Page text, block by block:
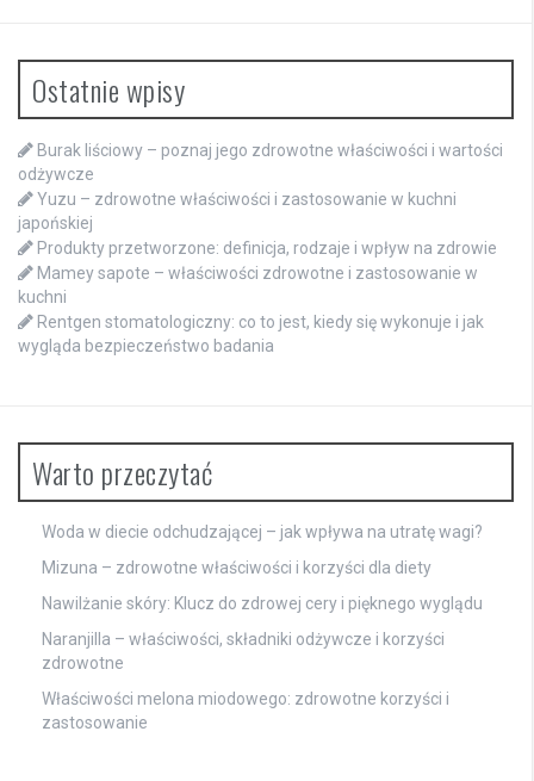
Ostatnie wpisy
Burak liściowy – poznaj jego zdrowotne właściwości i wartości
odżywcze
Yuzu – zdrowotne właściwości i zastosowanie w kuchni
japońskiej
Produkty przetworzone: definicja, rodzaje i wpływ na zdrowie
Mamey sapote – właściwości zdrowotne i zastosowanie w
kuchni
Rentgen stomatologiczny: co to jest, kiedy się wykonuje i jak
wygląda bezpieczeństwo badania
Warto przeczytać
Woda w diecie odchudzającej – jak wpływa na utratę wagi?
Mizuna – zdrowotne właściwości i korzyści dla diety
Nawilżanie skóry: Klucz do zdrowej cery i pięknego wyglądu
Naranjilla – właściwości, składniki odżywcze i korzyści
zdrowotne
Właściwości melona miodowego: zdrowotne korzyści i
zastosowanie